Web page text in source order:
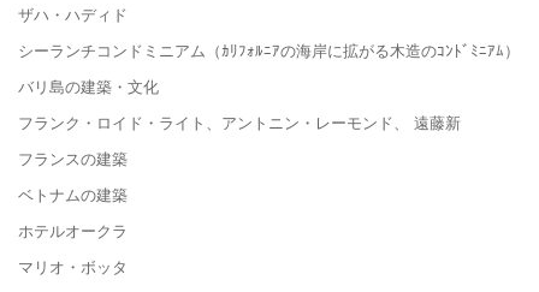
ザハ・ハディド
シーランチコンドミニアム（ｶﾘﾌｫﾙﾆｱの海岸に拡がる木造のｺﾝﾄﾞﾐﾆｱﾑ）
バリ島の建築・文化
フランク・ロイド・ライト、アントニン・レーモンド、 遠藤新
フランスの建築
ベトナムの建築
ホテルオークラ
マリオ・ボッタ